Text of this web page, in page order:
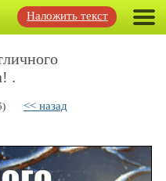
Наложить текст
.
<< назад